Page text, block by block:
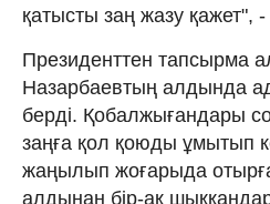
қатысты заң жазу қажет", -
Президенттен тапсырма
Назарбаевтың алдында
берді. Қобалжығандары
заңға қол қоюды ұмытып
жаңылып жоғарыда
алдынан бір-ақ